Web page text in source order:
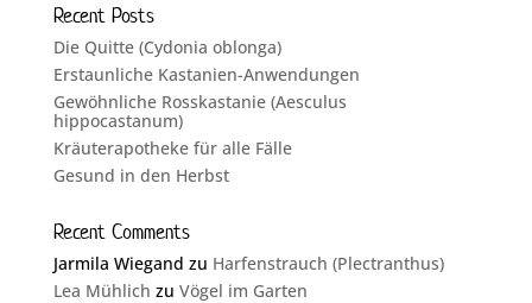
Recent Posts
Die Quitte (Cydonia oblonga)
Erstaunliche Kastanien-Anwendungen
Gewöhnliche Rosskastanie (Aesculus
hippocastanum)
Kräuterapotheke für alle Fälle
Gesund in den Herbst
Recent Comments
Jarmila Wiegand zu Harfenstrauch (Plectranthus)
Lea Mühlich zu Vögel im Garten